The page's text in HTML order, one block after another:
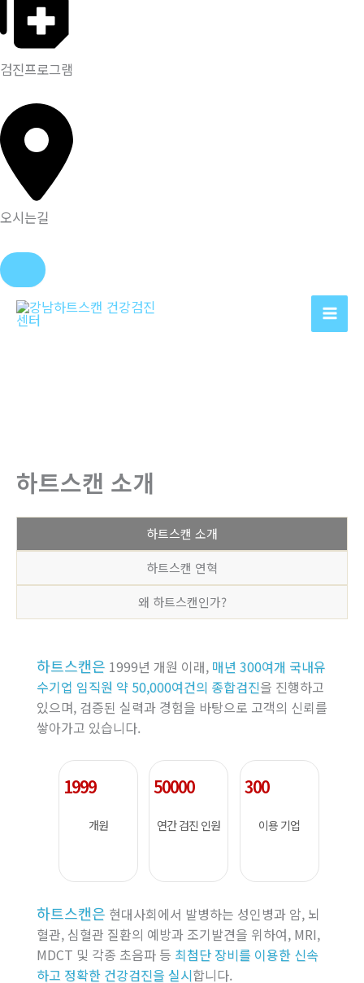
검진프로그램
오시는길
하트스캔 소개
하트스캔 소개
하트스캔 연혁
왜 하트스캔인가?
하트스캔은 1999년 개원 이래, 매년 300여개 국내유
수기업 임직원 약 50,000여건의 종합검진을 진행하고
있으며, 검증된 실력과 경험을 바탕으로 고객의 신뢰를
쌓아가고 있습니다.
1999
개원
50000
연간 검진 인원
300
이용 기업
하트스캔은 현대사회에서 발병하는 성인병과 암, 뇌
혈관, 심혈관 질환의 예방과 조기발견을 위하여, MRI,
MDCT 및 각종 초음파 등 최첨단 장비를 이용한 신속
하고 정확한 건강검진을 실시합니다.